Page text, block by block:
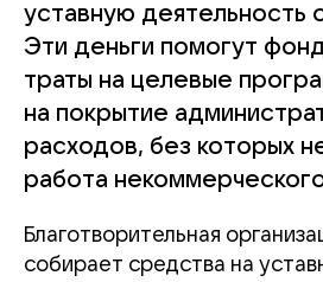
уставную деятельность
Эти деньги помогут
траты на целевые
на покрытие
расходов, без которых
работа
Благотворительная
собирает средства на